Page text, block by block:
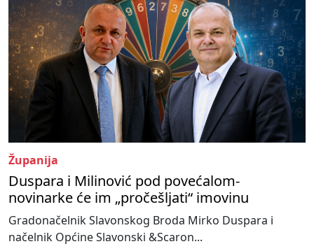
Županija
Duspara i Milinović pod povećalom-
novinarke će im „pročešljati“ imovinu
Gradonačelnik Slavonskog Broda Mirko Duspara i
načelnik Općine Slavonski &Scaron...